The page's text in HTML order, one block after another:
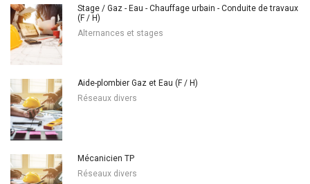
Stage / Gaz - Eau - Chauffage urbain - Conduite de travaux
(F / H)
Alternances et stages
Aide-plombier Gaz et Eau (F / H)
Réseaux divers
Mécanicien TP
Réseaux divers